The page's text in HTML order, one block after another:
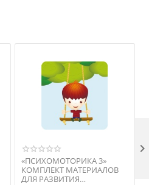
«ПСИХОМОТОРИКА 3»
КОМПЛЕКТ МАТЕРИАЛОВ
ДЛЯ РАЗВИТИЯ
